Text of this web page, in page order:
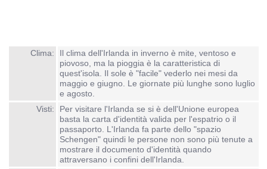
Clima:
Il clima dell'Irlanda in inverno è mite, ventoso e
piovoso, ma la pioggia è la caratteristica di
quest'isola. Il sole è "facile" vederlo nei mesi da
maggio e giugno. Le giornate più lunghe sono luglio
e agosto.
Visti:
Per visitare l'Irlanda se si è dell'Unione europea
basta la carta d'identità valida per l'espatrio o il
passaporto. L'Irlanda fa parte dello "spazio
Schengen" quindi le persone non sono più tenute a
mostrare il documento d'identità quando
attraversano i confini dell'Irlanda.